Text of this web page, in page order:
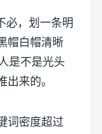
必，划一条明
帽白帽清晰
是不是光头
来的。
词密度超过